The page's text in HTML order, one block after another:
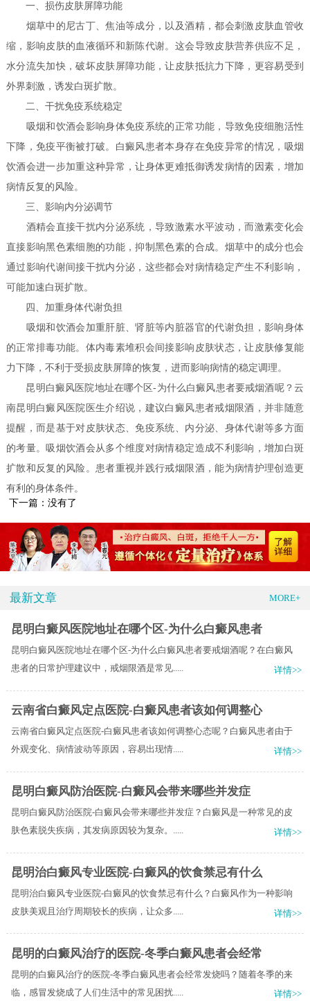
一、损伤皮肤屏障功能
烟草中的尼古丁、焦油等成分，以及酒精，都会刺激皮肤血管收
缩，影响皮肤的血液循环和新陈代谢。这会导致皮肤营养供应不足，
水分流失加快，破坏皮肤屏障功能，让皮肤抵抗力下降，更容易受到
外界刺激，诱发白斑扩散。
二、干扰免疫系统稳定
吸烟和饮酒会影响身体免疫系统的正常功能，导致免疫细胞活性
下降，免疫平衡被打破。白癜风患者本身存在免疫异常的情况，吸烟
饮酒会进一步加重这种异常，让身体更难抵御诱发病情的因素，增加
病情反复的风险。
三、影响内分泌调节
酒精会直接干扰内分泌系统，导致激素水平波动，而激素变化会
直接影响黑色素细胞的功能，抑制黑色素的合成。烟草中的成分也会
通过影响代谢间接干扰内分泌，这些都会对病情稳定产生不利影响，
可能加速白斑扩散。
四、加重身体代谢负担
吸烟和饮酒会加重肝脏、肾脏等内脏器官的代谢负担，影响身体
的正常排毒功能。体内毒素堆积会间接影响皮肤状态，让皮肤修复能
力下降，不利于受损皮肤屏障的恢复，进而影响病情的稳定调理。
昆明白癜风医院地址在哪个区-为什么白癜风患者要戒烟酒呢？云
南昆明白癜风医院医生介绍说，建议白癜风患者戒烟限酒，并非随意
提醒，而是基于对皮肤状态、免疫系统、内分泌、身体代谢等多方面
的考量。吸烟饮酒会从多个维度对病情稳定造成不利影响，增加白斑
扩散和反复的风险。患者重视并践行戒烟限酒，能为病情护理创造更
有利的身体条件。
下一篇：没有了
最新文章 MORE+
昆明白癜风医院地址在哪个区-为什么白癜风患者
昆明白癜风医院地址在哪个区-为什么白癜风患者要戒烟酒呢？在白癜风
患者的日常护理建议中，戒烟限酒是常见.....
详情>>
云南省白癜风定点医院-白癜风患者该如何调整心
云南省白癜风定点医院-白癜风患者该如何调整心态呢？白癜风患者由于
外观变化、病情波动等原因，容易出现情.....
详情>>
昆明白癜风防治医院-白癜风会带来哪些并发症
昆明白癜风防治医院-白癜风会带来哪些并发症？白癜风是一种常见的皮
肤色素脱失疾病，其发病原因较为复杂。.....
详情>>
昆明治白癜风专业医院-白癜风的饮食禁忌有什么
昆明治白癜风专业医院-白癜风的饮食禁忌有什么？白癜风作为一种影响
皮肤美观且治疗周期较长的疾病，让众多.....
详情>>
昆明的白癜风治疗的医院-冬季白癜风患者会经常
昆明的白癜风治疗的医院-冬季白癜风患者会经常发烧吗？随着冬季的来
临，感冒发烧成了人们生活中的常见困扰.....
详情>>